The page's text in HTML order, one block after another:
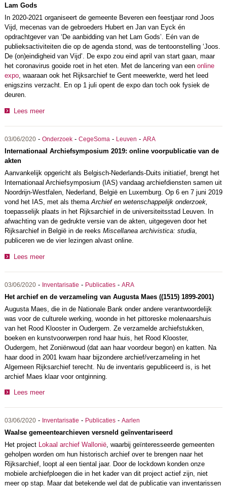
Lam Gods
In 2020-2021 organiseert de gemeente Beveren een feestjaar rond Joos
Vijd, mecenas van de gebroeders Hubert en Jan van Eyck én
opdrachtgever van ‘De aanbidding van het Lam Gods’. Eén van de
publieksactiviteiten die op de agenda stond, was de tentoonstelling ‘Joos.
De (on)eindigheid van Vijd’. De expo zou eind april van start gaan, maar
het coronavirus gooide roet in het eten. Met de lancering van een online
expo, waaraan ook het Rijksarchief te Gent meewerkte, werd het leed
enigszins verzacht. En op 1 juli opent de expo dan toch ook fysiek de
deuren.
Lees meer
03/06/2020- Onderzoek- CegeSoma - Leuven - ARA
Internationaal Archiefsymposium 2019: online voorpublicatie van de
akten
Aanvankelijk opgericht als Belgisch-Nederlands-Duits initiatief, brengt het
Internationaal Archiefsymposium (IAS) vandaag archiefdiensten samen uit
Noordrijn-Westfalen, Nederland, België en Luxemburg. Op 6 en 7 juni 2019
vond het IAS, met als thema Archief en wetenschappelijk onderzoek,
toepasselijk plaats in het Rijksarchief in de universiteitsstad Leuven. In
afwachting van de gedrukte versie van de akten, uitgegeven door het
Rijksarchief in België in de reeks Miscellanea archivistica: studia,
publiceren we de vier lezingen alvast online.
Lees meer
03/06/2020- Inventarisatie - Publicaties- ARA
Het archief en de verzameling van Augusta Maes ((1515) 1899-2001)
Augusta Maes, die in de Nationale Bank onder andere verantwoordelijk
was voor de culturele werking, woonde in het pittoreske molenaarshuis
van het Rood Klooster in Oudergem. Ze verzamelde archiefstukken,
boeken en kunstvoorwerpen rond haar huis, het Rood Klooster,
Oudergem, het Zoniënwoud (dat aan haar voordeur begon) en katten. Na
haar dood in 2001 kwam haar bijzondere archief/verzameling in het
Algemeen Rijksarchief terecht. Nu de inventaris gepubliceerd is, is het
archief Maes klaar voor ontginning.
Lees meer
03/06/2020- Inventarisatie - Publicaties- Aarlen
Waalse gemeentearchieven versneld geïnventariseerd
Het project Lokaal archief Wallonië, waarbij geïnteresseerde gemeenten
geholpen worden om hun historisch archief over te brengen naar het
Rijksarchief, loopt al een tiental jaar. Door de lockdown konden onze
mobiele archiefploegen die in het kader van dit project actief zijn, niet
meer op stap. Maar dat betekende wel dat de publicatie van inventarissen